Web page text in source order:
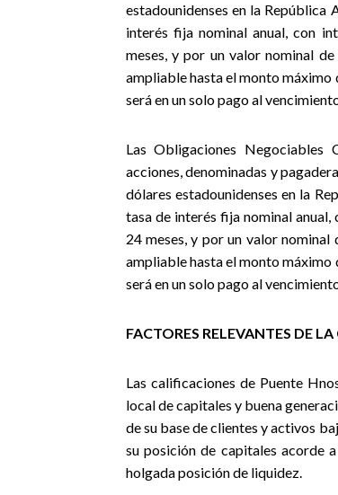
estadounidenses en la República
interés fija nominal anual, con
meses, y por un valor nominal
ampliable hasta el monto
será en un solo pago al
Las Obligaciones Negociables
acciones, denominadas y
dólares estadounidenses en la
tasa de interés fija nominal
24 meses, y por un valor
ampliable hasta el monto
será en un solo pago al
FACTORES RELEVANTES DE
Las calificaciones de Puente
local de capitales y buena
de su base de clientes y activos
su posición de capitales acorde
holgada posición de liquidez.